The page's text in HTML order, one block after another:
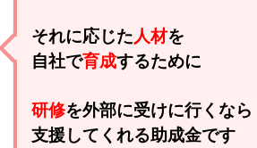
それに応じた人材を
自社で育成するために
研修を外部に受けに行くなら
支援してくれる助成金です